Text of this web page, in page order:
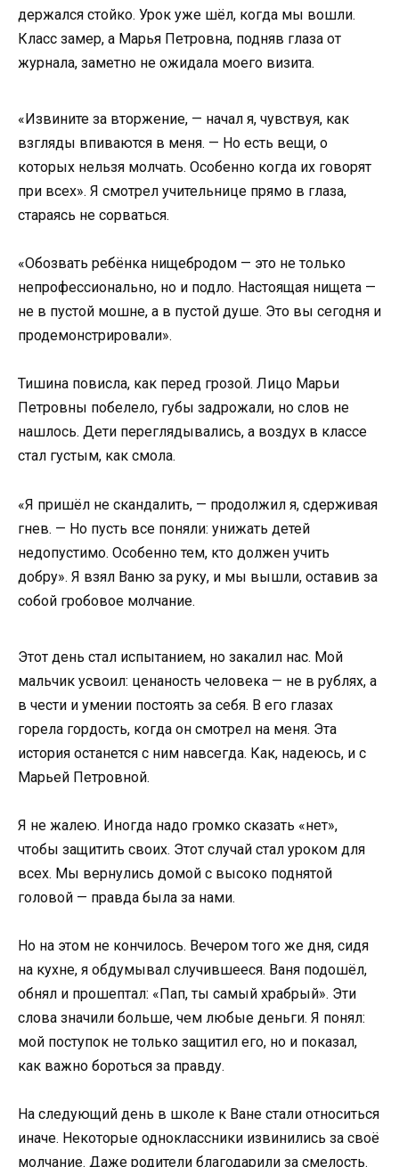
держался стойко. Урок уже шёл, когда мы вошли.
Класс замер, а Марья Петровна, подняв глаза от
журнала, заметно не ожидала моего визита.
«Извините за вторжение, — начал я, чувствуя, как
взгляды впиваются в меня. — Но есть вещи, о
которых нельзя молчать. Особенно когда их говорят
при всех». Я смотрел учительнице прямо в глаза,
стараясь не сорваться.
«Обозвать ребёнка нищебродом — это не только
непрофессионально, но и подло. Настоящая нищета —
не в пустой мошне, а в пустой душе. Это вы сегодня и
продемонстрировали».
Тишина повисла, как перед грозой. Лицо Марьи
Петровны побелело, губы задрожали, но слов не
нашлось. Дети переглядывались, а воздух в классе
стал густым, как смола.
«Я пришёл не скандалить, — продолжил я, сдерживая
гнев. — Но пусть все поняли: унижать детей
недопустимо. Особенно тем, кто должен учить
добру». Я взял Ваню за руку, и мы вышли, оставив за
собой гробовое молчание.
Этот день стал испытанием, но закалил нас. Мой
мальчик усвоил: ценаность человека — не в рублях, а
в чести и умении постоять за себя. В его глазах
горела гордость, когда он смотрел на меня. Эта
история останется с ним навсегда. Как, надеюсь, и с
Марьей Петровной.
Я не жалею. Иногда надо громко сказать «нет»,
чтобы защитить своих. Этот случай стал уроком для
всех. Мы вернулись домой с высоко поднятой
головой — правда была за нами.
Но на этом не кончилось. Вечером того же дня, сидя
на кухне, я обдумывал случившееся. Ваня подошёл,
обнял и прошептал: «Пап, ты самый храбрый». Эти
слова значили больше, чем любые деньги. Я понял:
мой поступок не только защитил его, но и показал,
как важно бороться за правду.
На следующий день в школе к Ване стали относиться
иначе. Некоторые одноклассники извинились за своё
молчание. Даже родители благодарили за смелость.